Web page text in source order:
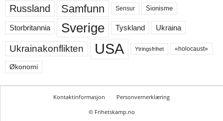
Russland Samfunn Sensur Sionisme
Storbritannia Sverige Tyskland Ukraina
Ukrainakonflikten USA Ytringsfrihet «holocaust»
Økonomi
Kontaktinformasjon
Personvernerklæring
© Frihetskamp.no